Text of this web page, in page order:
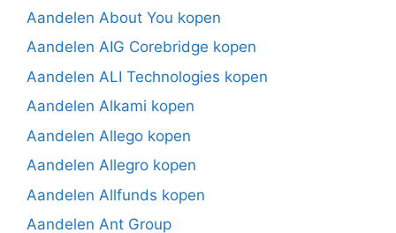
Aandelen About You kopen
Aandelen AIG Corebridge kopen
Aandelen ALI Technologies kopen
Aandelen Alkami kopen
Aandelen Allego kopen
Aandelen Allegro kopen
Aandelen Allfunds kopen
Aandelen Ant Group